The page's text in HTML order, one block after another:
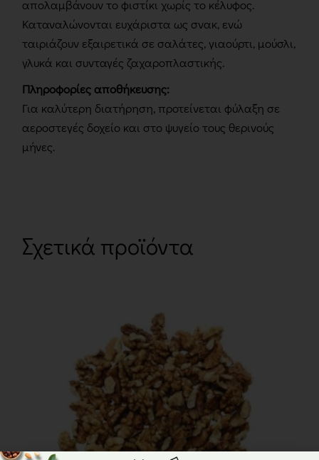
απολαμβάνουν το φιστίκι χωρίς το κέλυφος.
Καταναλώνονται ευχάριστα ως σνακ, ενώ
ταιριάζουν εξαιρετικά σε σαλάτες, γιαούρτι, μούσλι,
γλυκά και συνταγές ζαχαροπλαστικής.
Πληροφορίες αποθήκευσης:
Για καλύτερη διατήρηση, προτείνεται φύλαξη σε
αεροστεγές δοχείο και στο ψυγείο τους θερινούς
μήνες.
Σχετικά προϊόντα